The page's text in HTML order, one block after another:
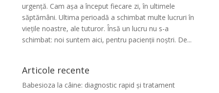
urgență. Cam așa a început fiecare zi, în ultimele
săptămâni. Ultima perioadă a schimbat multe lucruri în
viețile noastre, ale tuturor. Însă un lucru nu s-a
schimbat: noi suntem aici, pentru pacienții noștri. De...
Articole recente
Babesioza la câine: diagnostic rapid și tratament